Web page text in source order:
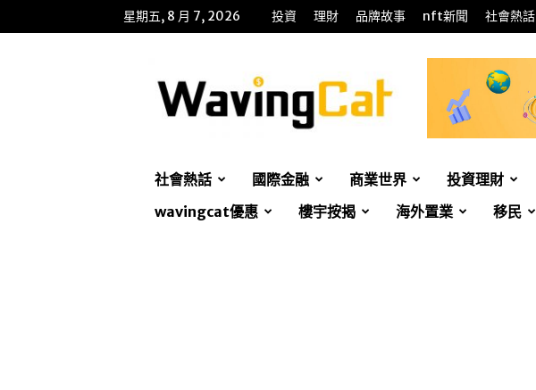
星期五, 8 月 7, 2026 投資 理財 品牌故事 nft新聞 社會熱話
招
財
貓
社會熱話 國際金融 商業世界 投資理財
wavingcat優惠
樓宇按揭 海外置業 移民